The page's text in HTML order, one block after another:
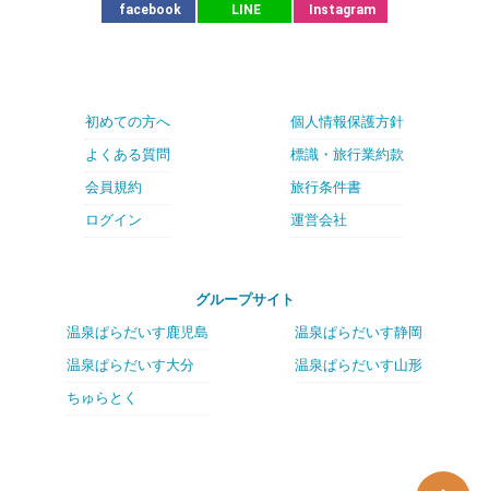
facebook LINE Instagram
初めての方へ
よくある質問
会員規約
ログイン
個人情報保護方針
標識・旅行業約款
旅行条件書
運営会社
グループサイト
温泉ぱらだいす鹿児島
温泉ぱらだいす大分
ちゅらとく
温泉ぱらだいす静岡
温泉ぱらだいす山形